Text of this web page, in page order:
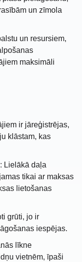
un zīmola
un resursiem,
maksimāli
ir jāreģistrējas,
klāstam, kas
Lielākā daļa
tikai ar maksas
lietošanas
grūti, jo ir
iespējas.
līkne
vietnēm, īpaši